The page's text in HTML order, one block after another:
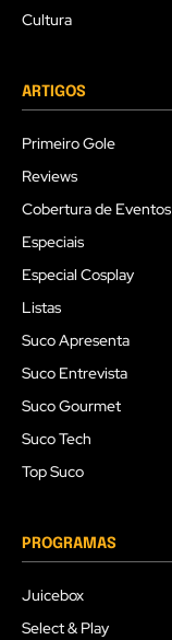
Cultura
ARTIGOS
Primeiro Gole
Reviews
Cobertura de Eventos
Especiais
Especial Cosplay
Listas
Suco Apresenta
Suco Entrevista
Suco Gourmet
Suco Tech
Top Suco
PROGRAMAS
Juicebox
Select & Play